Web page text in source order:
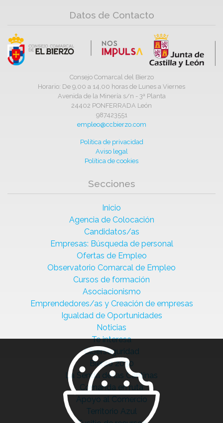
Datos de Contacto
Consejo Comarcal del Bierzo
Horario: De 9,00 a 14,00 horas de Lunes a Viernes
Avenida de la Minería s/n - 3ª Planta
24402 PONFERRADA León
987423551
empleo@ccbierzo.com
Política de privacidad
Aviso legal
Política de cookies
Secciones
Inicio
Agencia de Colocación
Candidatos/as
Empresas: Búsqueda de personal
Ofertas de Empleo
Observatorio Comarcal de Empleo
Cursos de formación
Asociacionismo
Emprendedores/as y Creación de empresas
Igualdad de Oportunidades
Noticias
Te interesa
Ciberseguridad
Bierzo 2030
La Senda de las Cantinas
Comanda en ruta
Apoyo al Comercio
Territorio Azul